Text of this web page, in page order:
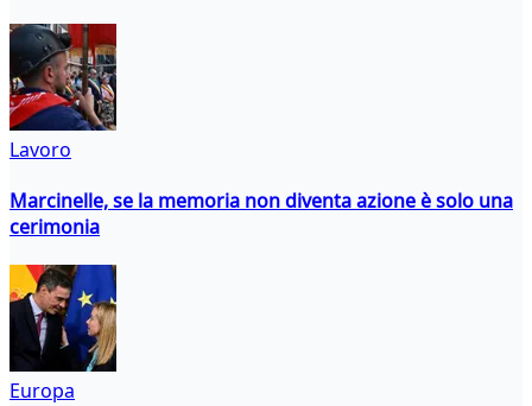
Lavoro
Marcinelle, se la memoria non diventa azione è solo una
cerimonia
Europa